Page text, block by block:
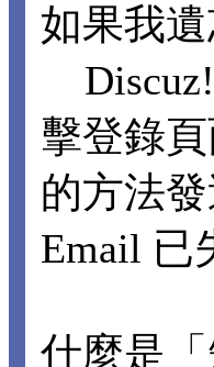
如果我
Discuz!
擊登錄
的方法
Email 已
什麼是